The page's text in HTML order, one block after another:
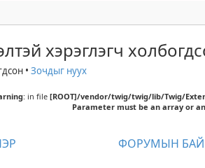
хэрэглэгч
• Зочдыг нуух
: in file [ROOT]/vendor/twig/twig/lib/Twig/
Parameter must be an array or
ФОРУМЫН